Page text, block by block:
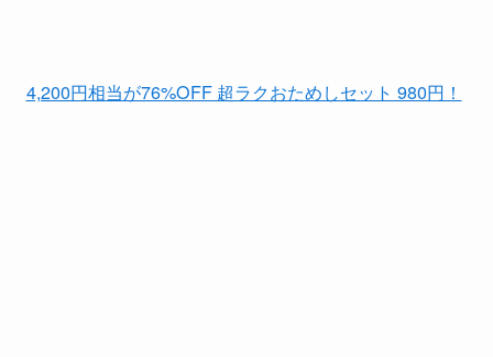
4,200円相当が76%OFF 超ラクおためしセット 980円！